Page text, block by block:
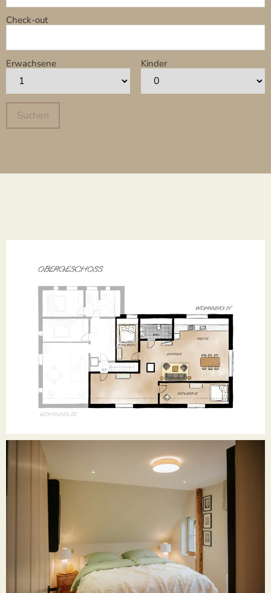
Check-out
Erwachsene Kinder